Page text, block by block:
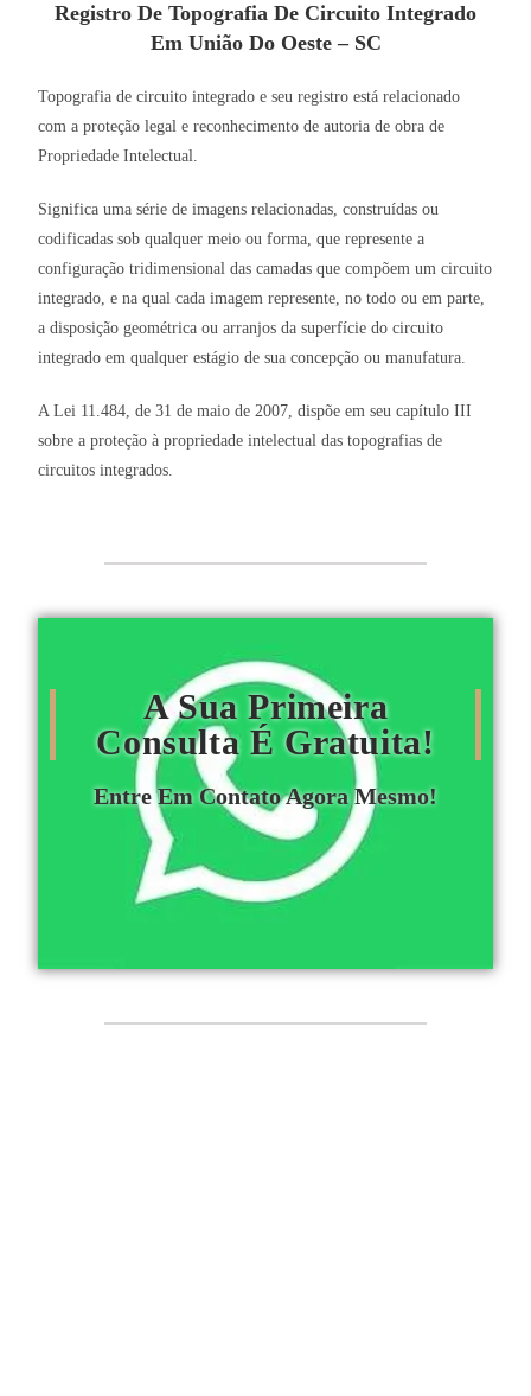
Registro De Topografia De Circuito Integrado
Em União Do Oeste – SC
Topografia de circuito integrado e seu registro está relacionado
com a proteção legal e reconhecimento de autoria de obra de
Propriedade Intelectual.
Significa uma série de imagens relacionadas, construídas ou
codificadas sob qualquer meio ou forma, que represente a
configuração tridimensional das camadas que compõem um circuito
integrado, e na qual cada imagem represente, no todo ou em parte,
a disposição geométrica ou arranjos da superfície do circuito
integrado em qualquer estágio de sua concepção ou manufatura.
A Lei 11.484, de 31 de maio de 2007, dispõe em seu capítulo III
sobre a proteção à propriedade intelectual das topografias de
circuitos integrados.
A Sua Primeira
Consulta É Gratuita!
Entre Em Contato Agora Mesmo!